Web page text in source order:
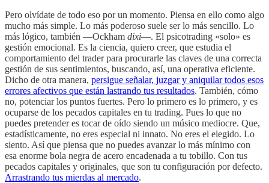
Pero olvídate de todo eso por un momento. Piensa en ello como algo
mucho más simple. Lo más poderoso suele ser lo más sencillo. Lo
más lógico, también —Ockham dixi—. El psicotrading «solo» es
gestión emocional. Es la ciencia, quiero creer, que estudia el
comportamiento del trader para procurarle las claves de una correcta
gestión de sus sentimientos, buscando, así, una operativa eficiente.
Dicho de otra manera, persigue señalar, juzgar y aniquilar todos esos
errores afectivos que están lastrando tus resultados. También, cómo
no, potenciar los puntos fuertes. Pero lo primero es lo primero, y es
ocuparse de los pecados capitales en tu trading. Pues lo que no
puedes pretender es tocar de oído siendo un músico mediocre. Que,
estadísticamente, no eres especial ni innato. No eres el elegido. Lo
siento. Así que piensa que no puedes avanzar lo más mínimo con
esa enorme bola negra de acero encadenada a tu tobillo. Con tus
pecados capitales y originales, que son tu configuración por defecto.
Arrastrando tus mierdas al mercado.